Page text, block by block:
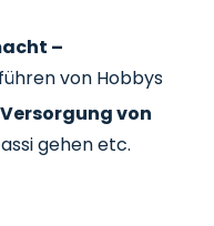
–
von Hobbys
von
gehen etc.